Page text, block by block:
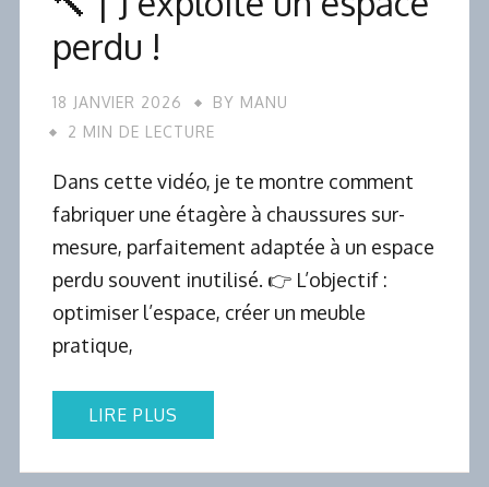
perdu !
18 JANVIER 2026 BY MANU
2 MIN DE LECTURE
Dans cette vidéo, je te montre comment
fabriquer une étagère à chaussures sur-
mesure, parfaitement adaptée à un espace
perdu souvent inutilisé. 👉 L’objectif :
optimiser l’espace, créer un meuble
pratique,
LIRE PLUS